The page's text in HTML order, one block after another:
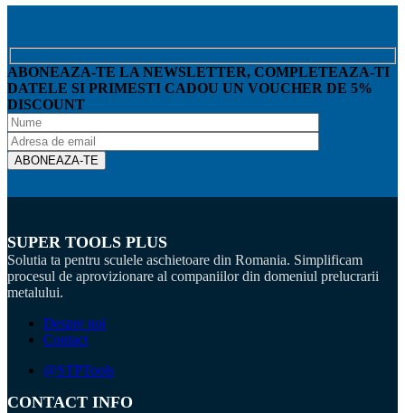
ABONEAZA-TE LA NEWSLETTER, COMPLETEAZA-TI
DATELE SI PRIMESTI CADOU UN VOUCHER DE 5%
DISCOUNT
SUPER TOOLS PLUS
Solutia ta pentru sculele aschietoare din Romania. Simplificam
procesul de aprovizionare al companiilor din domeniul prelucrarii
metalului.
Despre noi
Contact
@STPTools
CONTACT INFO